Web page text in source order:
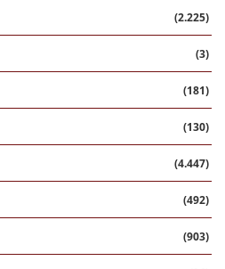
(2.225)
(3)
(181)
(130)
(4.447)
(492)
(903)